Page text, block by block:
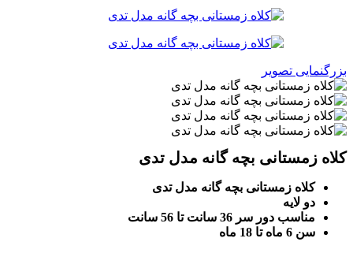
بزرگنمایی تصویر
کلاه زمستانی بچه گانه مدل تدی
کلاه زمستانی بچه گانه مدل تدی
دو لایه
مناسب دور سر 36 سانت تا 56 سانت
سن 6 ماه تا 18 ماه